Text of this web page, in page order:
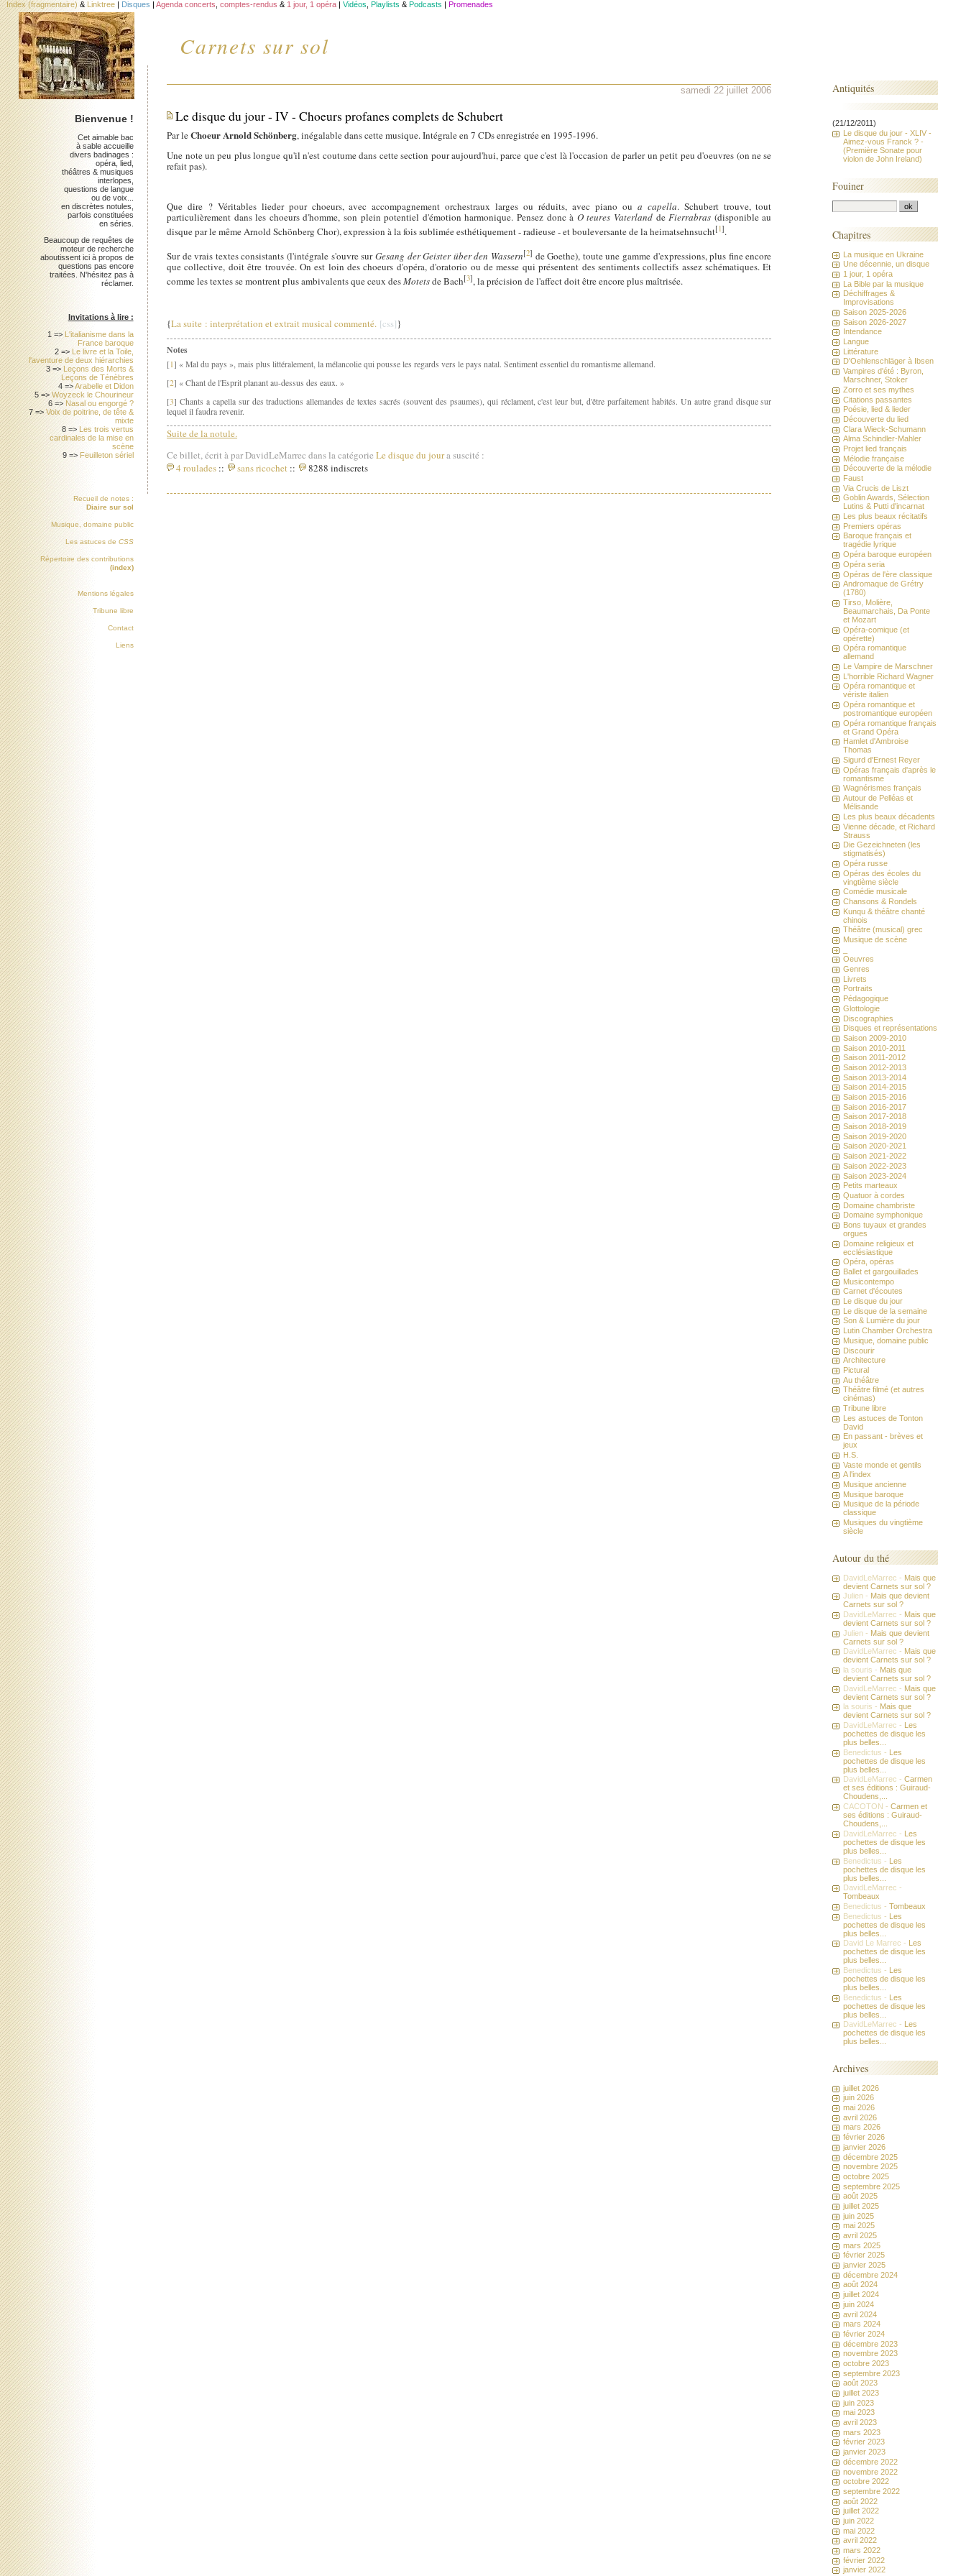
Carnets sur sol
Index (fragmentaire) & Linktree | Disques | Agenda concerts comptes-rendus & 1 jour, 1 opéra | Vidéos Playlists & Podcasts | Promenades
samedi 22 juillet 2006
Le disque du jour - IV - Choeurs profanes complets de Schubert
Par leChoeur Arnold Schönberg, inégalable dans cette musique. Intégrale en 7 CDs enregistrée en 1995-1996.
Une note un peu plus longue qu'il n'est coutume dans cette section pour aujourd'hui, parce que c'est là l'occasion de parler un petit peu d'oeuvres (on ne se
refait pas).
Que dire ? Véritables lieder pour choeurs, avec accompagnement orchestraux larges ou réduits, avec piano ou a capella. Schubert trouve, tout
particulièrement dans les choeurs d'homme, son plein potentiel d'émotion harmonique. Pensez donc à O teures Vaterland deFierrabras (disponible au
disque par le même Arnold Schönberg Chor), expression à la fois sublimée esthétiquement - radieuse - et bouleversante de la heimatsehnsucht[1].
Sur de vrais textes consistants (l'intégrale s'ouvre surGesang der Geister über den Wassern[2] de Goethe), toute une gamme d'expressions, plus fine encore
que collective, doit être trouvée. On est loin des choeurs d'opéra, d'oratorio ou de messe qui présentent des sentiments collectifs assez schématiques. Et
comme les textes se montrent plus ambivalents que ceux desMotetsde Bach[3], la précision de l'affect doit être encore plus maîtrisée.
{La suite : interprétation et extrait musical commenté. }
Notes
[1] « Mal du pays », mais plus littéralement, la mélancolie qui pousse les regards vers le pays natal. Sentiment essentiel du romantisme allemand.
[2] « Chant de l'Esprit planant au-dessus des eaux. »
[3] Chants a capella sur des traductions allemandes de textes sacrés (souvent des psaumes), qui réclament, c'est leur but, d'être parfaitement habités. Un autre grand disque sur
lequel il faudra revenir.
Suite de la notule.
Ce billet, écrit à par DavidLeMarrec dans la catégorieLe disque du joura suscité :
4 roulades :: sans ricochet :: 8288 indiscrets
Bienvenue !
Cet aimable bac
à sable accueille
divers badinages :
opéra, lied,
théâtres & musiques
interlopes,
questions de langue
ou de voix...
en discrètes notules,
parfois constituées
en séries.
Beaucoup de requêtes de
moteur de recherche
aboutissent ici à propos de
questions pas encore
traitées. N'hésitez pas à
réclamer.
Invitations à lire :
1 => L'italianisme dans la
France baroque
2 => Le livre et la Toile,
l'aventure de deux hiérarchies
3 => Leçons des Morts &
Leçons de Ténèbres
4 =>Arabelle et Didon
5 =>Woyzeck le Chourineur
6 => Nasal ou engorgé ?
7 =>Voix de poitrine, de tête &
mixte
8 => Les trois vertus
cardinales de la mise en
scène
9 => Feuilleton sériel
Recueil de notes :
Diaire sur sol
Musique, domaine public
Les astuces de CSS
Répertoire des contributions
(index)
Mentions légales
Tribune libre
Contact
Liens
Antiquités
(21/12/2011)
Le disque du jour - XLIV -
Aimez-vous Franck ? -
(Première Sonate pour
violon de John Ireland)
Fouiner
Chapitres
La musique en Ukraine
Une décennie, un disque
1 jour, 1 opéra
La Bible par la musique
Déchiffrages &
Improvisations
Saison 2025-2026
Saison 2026-2027
Intendance
Langue
Littérature
D'Oehlenschläger à Ibsen
Vampires d'été : Byron,
Marschner, Stoker
Zorro et ses mythes
Citations passantes
Poésie, lied & lieder
Découverte du lied
Clara Wieck-Schumann
Alma Schindler-Mahler
Projet lied français
Mélodie française
Découverte de la mélodie
Faust
Via Crucis de Liszt
Goblin Awards, Sélection
Lutins & Putti d'incarnat
Les plus beaux récitatifs
Premiers opéras
Baroque français et
tragédie lyrique
Opéra baroque européen
Opéra seria
Opéras de l'ère classique
Andromaque de Grétry
(1780)
Tirso, Molière,
Beaumarchais, Da Ponte
et Mozart
Opéra-comique (et
opérette)
Opéra romantique
allemand
Le Vampire de Marschner
L'horrible Richard Wagner
Opéra romantique et
vériste italien
Opéra romantique et
postromantique européen
Opéra romantique français
et Grand Opéra
Hamlet d'Ambroise
Thomas
Sigurd d'Ernest Reyer
Opéras français d'après le
romantisme
Wagnérismes français
Autour de Pelléas et
Mélisande
Les plus beaux décadents
Vienne décade, et Richard
Strauss
Die Gezeichneten (les
stigmatisés)
Opéra russe
Opéras des écoles du
vingtième siècle
Comédie musicale
Chansons & Rondels
Kunqu & théâtre chanté
chinois
Théâtre (musical) grec
Musique de scène
Oeuvres
Genres
Livrets
Portraits
Pédagogique
Glottologie
Discographies
Disques et représentations
Saison 2009-2010
Saison 2010-2011
Saison 2011-2012
Saison 2012-2013
Saison 2013-2014
Saison 2014-2015
Saison 2015-2016
Saison 2016-2017
Saison 2017-2018
Saison 2018-2019
Saison 2019-2020
Saison 2020-2021
Saison 2021-2022
Saison 2022-2023
Saison 2023-2024
Petits marteaux
Quatuor à cordes
Domaine chambriste
Domaine symphonique
Bons tuyaux et grandes
orgues
Domaine religieux et
ecclésiastique
Opéra, opéras
Ballet et gargouillades
Musicontempo
Carnet d'écoutes
Le disque du jour
Le disque de la semaine
Son & Lumière du jour
Lutin Chamber Orchestra
Musique, domaine public
Discourir
Architecture
Pictural
Au théâtre
Théâtre filmé (et autres
cinémas)
Tribune libre
Les astuces de Tonton
David
En passant - brèves et
jeux
H.S.
Vaste monde et gentils
A l'index
Musique ancienne
Musique baroque
Musique de la période
classique
Musiques du vingtième
siècle
Autour du thé
DavidLeMarrec - Mais que
devient Carnets sur sol ?
Julien - Mais que devient
Carnets sur sol ?
DavidLeMarrec - Mais que
devient Carnets sur sol ?
Julien - Mais que devient
Carnets sur sol ?
DavidLeMarrec - Mais que
devient Carnets sur sol ?
la souris - Mais que
devient Carnets sur sol ?
DavidLeMarrec - Mais que
devient Carnets sur sol ?
la souris - Mais que
devient Carnets sur sol ?
DavidLeMarrec - Les
pochettes de disque les
plus belles...
Benedictus - Les
pochettes de disque les
plus belles...
DavidLeMarrec -Carmen
et ses éditions : Guiraud-
Choudens,...
CACOTON -Carmen et
ses éditions : Guiraud-
Choudens,...
DavidLeMarrec - Les
pochettes de disque les
plus belles...
Benedictus - Les
pochettes de disque les
plus belles...
DavidLeMarrec -
Tombeaux
Benedictus -Tombeaux
Benedictus - Les
pochettes de disque les
plus belles...
David Le Marrec -
Les
pochettes de disque les
plus belles...
Benedictus - Les
pochettes de disque les
plus belles...
Benedictus - Les
pochettes de disque les
plus belles...
DavidLeMarrec -
Les
pochettes de disque les
plus belles...
Archives
juillet 2026
juin 2026
mai 2026
avril 2026
mars 2026
février 2026
janvier 2026
décembre 2025
novembre 2025
octobre 2025
septembre 2025
août 2025
juillet 2025
juin 2025
mai 2025
avril 2025
mars 2025
février 2025
janvier 2025
décembre 2024
août 2024
juillet 2024
juin 2024
avril 2024
mars 2024
février 2024
décembre 2023
novembre 2023
octobre 2023
septembre 2023
août 2023
juillet 2023
juin 2023
mai 2023
avril 2023
mars 2023
février 2023
janvier 2023
décembre 2022
novembre 2022
octobre 2022
septembre 2022
août 2022
juillet 2022
juin 2022
mai 2022
avril 2022
mars 2022
février 2022
janvier 2022